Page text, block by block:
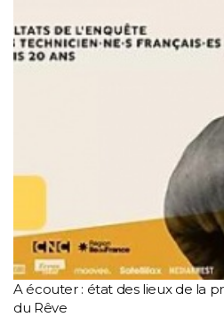
A écouter : état des lieux de la
du Rêve